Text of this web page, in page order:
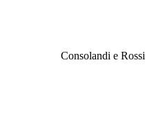
Consolandi e Rossi